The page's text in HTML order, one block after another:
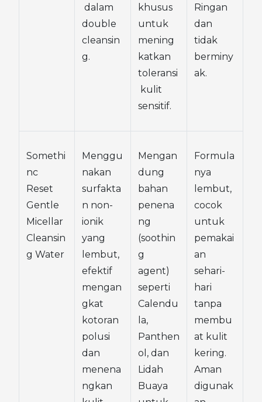
dalam
double
cleansin
g.
khusus
untuk
mening
katkan
toleransi
kulit
sensitif.
Ringan
dan
tidak
berminy
ak.
Somethi
nc
Reset
Gentle
Micellar
Cleansin
g Water
Menggu
nakan
surfakta
n non-
ionik
yang
lembut,
efektif
mengan
gkat
kotoran
polusi
dan
menena
ngkan
Mengan
dung
bahan
penena
ng
(soothin
g
agent)
seperti
Calendu
la,
Panthen
ol, dan
Lidah
Buaya
Formula
nya
lembut,
cocok
untuk
pemakai
an
sehari-
hari
tanpa
membu
at kulit
kering.
Aman
digunak